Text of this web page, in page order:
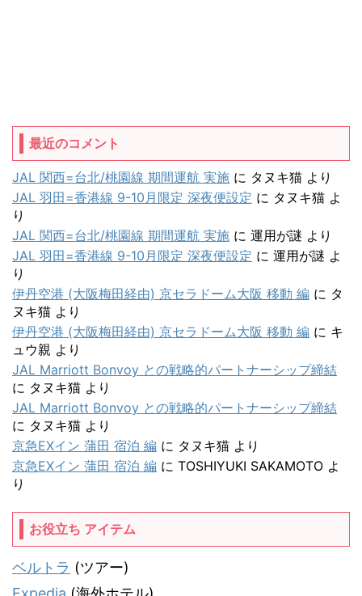
最近のコメント
JAL 関西=台北/桃園線 期間運航 実施 に タヌキ猫 より
JAL 羽田=香港線 9-10月限定 深夜便設定 に タヌキ猫 よ
り
JAL 関西=台北/桃園線 期間運航 実施 に 運用が謎 より
JAL 羽田=香港線 9-10月限定 深夜便設定 に 運用が謎 よ
り
伊丹空港 (大阪梅田経由) 京セラドーム大阪 移動 編 に タ
ヌキ猫 より
伊丹空港 (大阪梅田経由) 京セラドーム大阪 移動 編 に キ
ュウ親 より
JAL Marriott Bonvoy との戦略的パートナーシップ締結
に タヌキ猫 より
JAL Marriott Bonvoy との戦略的パートナーシップ締結
に タヌキ猫 より
京急EXイン 蒲田 宿泊 編 に タヌキ猫 より
京急EXイン 蒲田 宿泊 編 に TOSHIYUKI SAKAMOTO よ
り
お役立ち アイテム
ベルトラ (ツアー)